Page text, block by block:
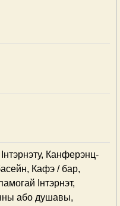
Канферэнц-
Кафэ / бар,
Інтэрнэт,
або душавы,